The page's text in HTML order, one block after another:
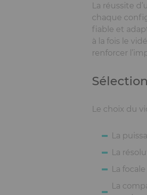
La réussite
chaque
fiable et
à la fois le
renforcer
Le choix du
La
La
La
La